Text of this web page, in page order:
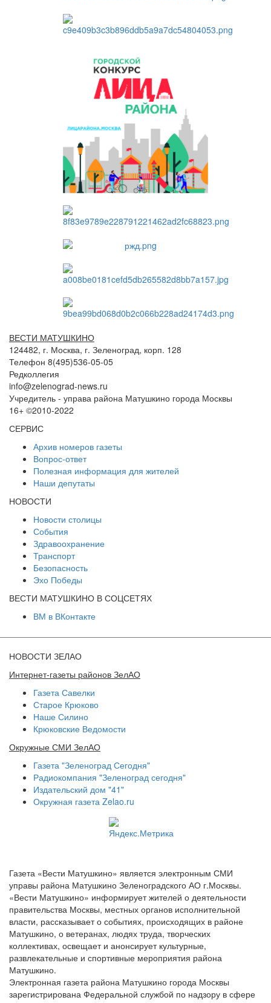
ВЕСТИ МАТУШКИНО
124482, г. Москва, г. Зеленоград, корп. 128
Телефон 8(495)536-05-05
Редколлегия
info@zelenograd-news.ru
Учредитель - управа района Матушкино города Москвы
16+ ©2010-2022
СЕРВИС
Архив номеров газеты
Вопрос-ответ
Полезная информация для жителей
Наши депутаты
НОВОСТИ
Новости столицы
События
Здравоохранение
Транспорт
Безопасность
Эхо Победы
ВЕСТИ МАТУШКИНО В СОЦСЕТЯХ
ВМ в ВКонтакте
НОВОСТИ ЗЕЛАО
Интернет-газеты районов ЗелАО
Газета Савелки
Старое Крюково
Наше Силино
Крюковские Ведомости
Окружные СМИ ЗелАО
Газета "Зеленоград Сегодня"
Радиокомпания "Зеленоград сегодня"
Издательский дом "41"
Окружная газета Zelao.ru
Газета «Вести Матушкино» является электронным СМИ
управы района Матушкино Зеленоградского АО г.Москвы.
«Вести Матушкино» информирует жителей о деятельности
правительства Москвы, местных органов исполнительной
власти, рассказывает о событиях, происходящих в районе
Матушкино, о ветеранах, людях труда, творческих
коллективах, освещает и анонсирует культурные,
развлекательные и спортивные мероприятия района
Матушкино.
Электронная газета района Матушкино города Москвы
зарегистрирована Федеральной службой по надзору в сфере